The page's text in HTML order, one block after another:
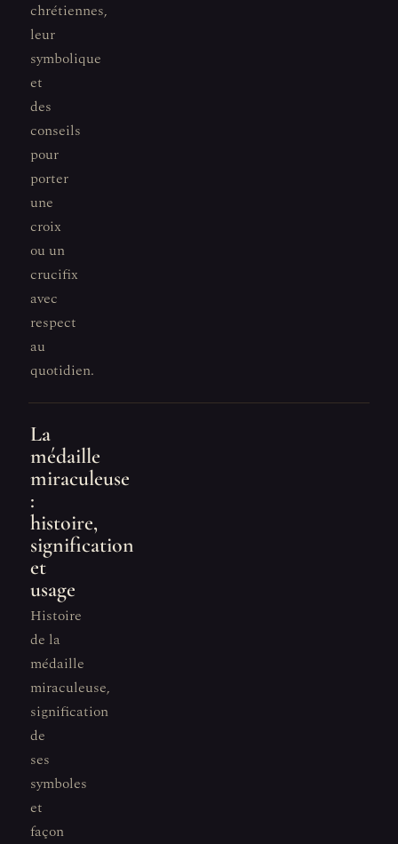
chrétiennes,
leur
symbolique
et
des
conseils
pour
porter
une
croix
ou un
crucifix
avec
respect
au
quotidien.
La
médaille
miraculeuse
:
histoire,
signification
et
usage
Histoire
de la
médaille
miraculeuse,
signification
de
ses
symboles
et
façon